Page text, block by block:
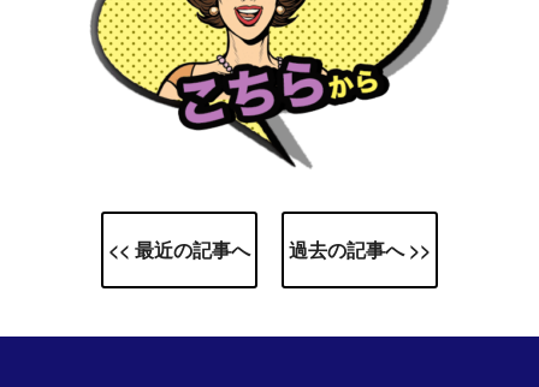
<< 最近の記事へ 過去の記事へ >>